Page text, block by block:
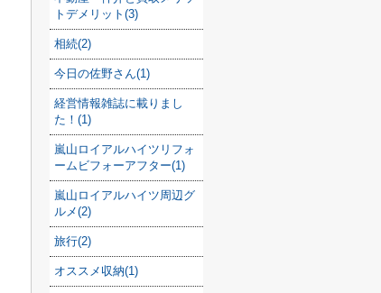
トデメリット(3)
相続(2)
今日の佐野さん(1)
経営情報雑誌に載りまし
た！(1)
嵐山ロイアルハイツリフォ
ームビフォーアフター(1)
嵐山ロイアルハイツ周辺グ
ルメ(2)
旅行(2)
オススメ収納(1)